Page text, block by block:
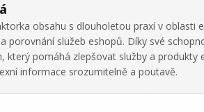
obsahu s dlouholetou praxí v oblasti
porovnání služeb eshopů. Díky své
který pomáhá zlepšovat služby a
informace srozumitelně a poutavě.